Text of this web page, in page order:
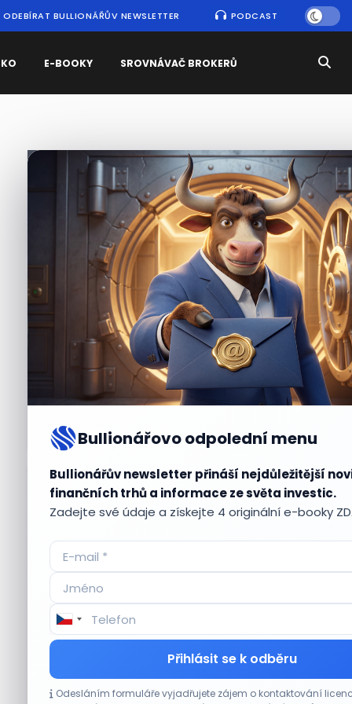
ODEBÍRAT BULLIONÁŘŮV NEWSLETTER PODCAST
E-BOOKY SROVNÁVAČ BROKERŮ
Bullionářovo odpolední menu
Bullionářův newsletter přináší nejdůležitější
finančních trhů a informace ze světa investic.
Zadejte své údaje a získejte 4 originální e-booky
Přihlásit se k odběru
Odesláním formuláře vyjadřujete zájem o kontaktování
Nejčtenějšízprávy
Aktuálnípříležitosti
Plány Starlinku srazily akcie T-Mobile, AT&T